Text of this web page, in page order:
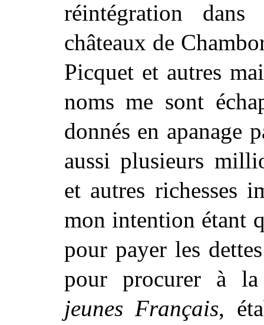
réintégration
châteaux de
Picquet et autres
noms me sont
donnés en apanage
aussi plusieurs
et autres richesses
mon intention étant
pour payer les
pour procurer à
jeunes Français,